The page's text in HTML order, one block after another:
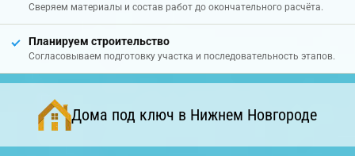
Сверяем материалы и состав работ до окончательного расчёта.
Планируем строительство
Согласовываем подготовку участка и последовательность этапов.
Дома под ключ в Нижнем Новгороде